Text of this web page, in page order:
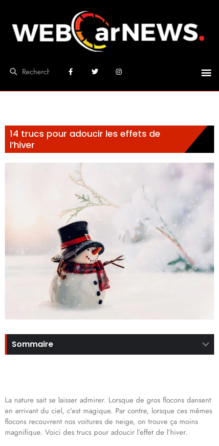
14 trucs pour adoucir les effets de
l’hiver
Sommaire
La nature sait se laisser admirer. Lorsque de gros flocons dansent
en arrivant du ciel, c’est magique. Par contre, lorsque ces mêmes
flocons recouvrent nos voitures de neige, on trouve ça moins
magnifique. Voici des trucs pour adoucir l’effet de l’hiver.